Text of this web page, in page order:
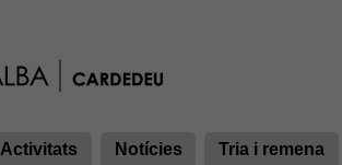
Activitats Notícies Tria i remena